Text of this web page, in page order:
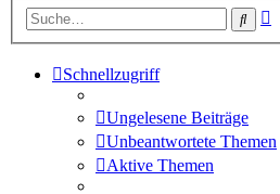
Suche
Schnellzugriff
Ungelesene Beiträge
Unbeantwortete Themen
Aktive Themen